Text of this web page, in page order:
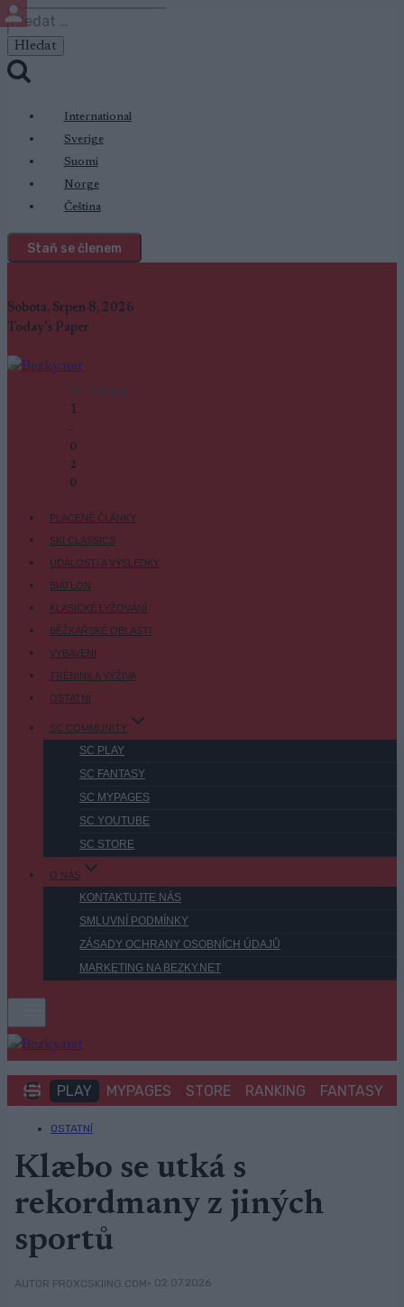
Přeskočit
na
obsah
Vyhledávání
International
Sverige
Suomi
Norge
Čeština
Staň se členem
Sobota, Srpen 8, 2026
Today's Paper
SC Ranking
1
-
0
2
-
0
PLACENÉ ČLÁNKY
SKI CLASSICS
UDÁLOSTI A VÝSLEDKY
BIATLON
KLASICKÉ LYŽOVÁNÍ
BĚŽKAŘSKÉ OBLASTI
VYBAVENÍ
TRÉNINK A VÝŽIVA
OSTATNÍ
SC COMMUNITY
SC PLAY
SC FANTASY
SC MYPAGES
SC YOUTUBE
SC STORE
O NÁS
KONTAKTUJTE NÁS
SMLUVNÍ PODMÍNKY
ZÁSADY OCHRANY OSOBNÍCH ÚDAJŮ
MARKETING NA BEZKY.NET
PLAY MYPAGES STORE RANKING FANTASY
OSTATNÍ
Klæbo se utká s
rekordmany z jiných
sportů
AUTOR PROXCSKIING.COM• 02.07.2026